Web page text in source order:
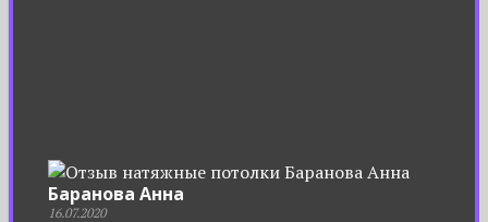
Баранова Анна
16.07.2020